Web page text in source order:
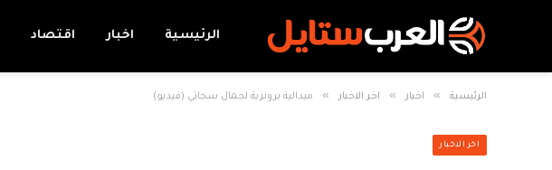
الرئيسية اخبار اقتصاد
الرئيسية » اخبار » اخر الاخبار » ميدالية برونزية لجمال سجاتي (فيديو)
اخر الاخبار